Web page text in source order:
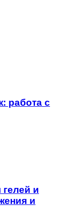
работа с
и
и